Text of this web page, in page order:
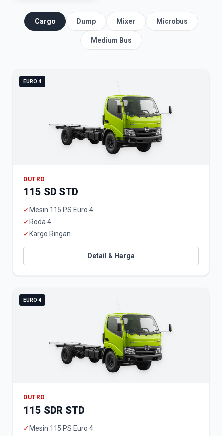
Cargo Dump Mixer Microbus
Medium Bus
EURO 4
DUTRO
115 SD STD
✓ Mesin 115 PS Euro 4
✓ Roda 4
✓ Kargo Ringan
Detail & Harga
EURO 4
DUTRO
115 SDR STD
✓ Mesin 115 PS Euro 4